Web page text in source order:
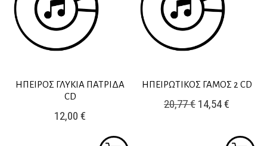
ΗΠΕΙΡΟΣ ΓΛΥΚΙΑ ΠΑΤΡΙΔΑ
CD
12,00€
ΗΠΕΙΡΩΤΙΚΟΣ ΓΑΜΟΣ 2 CD
20,77€ Original
14,54€
τιμή